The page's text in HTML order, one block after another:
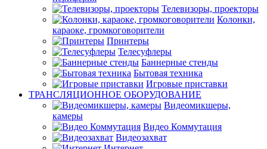
Телевизоры, проекторы
Колонки,
караоке, громкоговорители
Принтеры
Телесуфлеры
Баннерные стенды
Бытовая техника
Игровые приставки
ТРАНСЛЯЦИОННОЕ ОБОРУДОВАНИЕ
Видеомикшеры,
камеры
Видео Коммутация
Видеозахват